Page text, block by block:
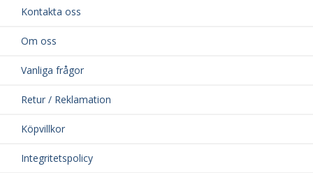
Kontakta oss
Om oss
Vanliga frågor
Retur / Reklamation
Köpvillkor
Integritetspolicy